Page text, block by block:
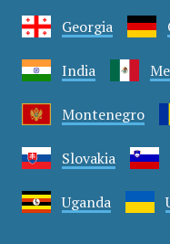
Georgia
India
Montenegro
Slovakia
Uganda